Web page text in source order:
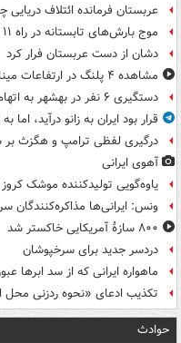
عربستان فرمانده ائتلاف
موج بارش‌های تابستانه در راه ۱۱ استان
دشان از دست عربستان فرار کرد
مشاهده ۴ پلنگ در ارتفاعات میناب
دستگیری ۶ نفر در بهشهر به اتهام تشویش اذهان عمومی
قرار بود ایران به زانو درآید،
درگیری لفظی ترامپ و هگزث بر
آهوی ایرانی
یاوه‌گویی تولیدکننده موشک کروز
ونس: ایرانی‌ها
۸۰۰ سازۀ آمریکایی خاکستر شد
دردسر جدید برای سرخپوشان
ماهواره ایرانی که از سد ابرها
تکذیب ادعای «نحوه ردزنی محل
حوادث